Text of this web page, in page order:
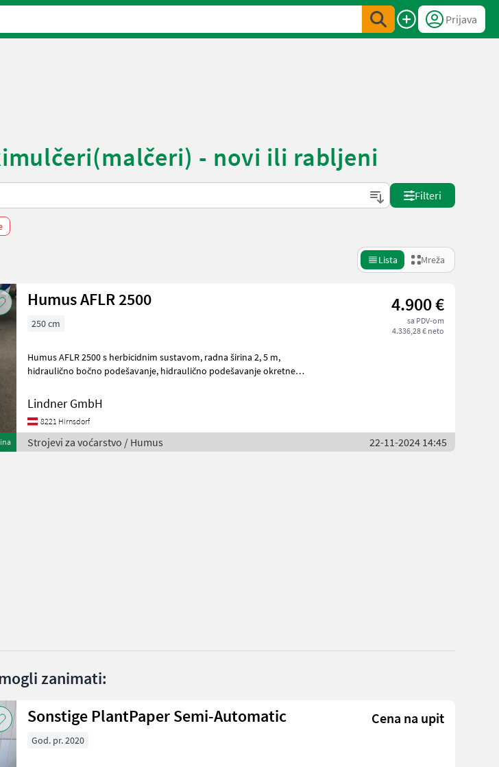
Prijava
- novi ili rabljeni
Filteri
Lista Mreža
Humus AFLR 2500 4.900 €
sa PDV-om
4.336,28 € neto
250 cm
Humus AFLR 2500 s herbicidnim sustavom, radna širina 2, 5 m,
hidraulično bočno podešavanje, hidraulično podešavanje okretne
Lindner GmbH
8221 Hirnsdorf
Strojevi za voćarstvo / Humus 22-11-2024 14:45
zanimati:
Sonstige PlantPaper Semi-Automatic Cena na upit
God. pr. 2020